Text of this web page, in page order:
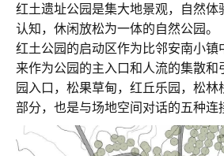
红土遗址公园是集大地景观，自然体
认知，休闲放松为一体的自然公园。
红土公园的启动区作为比邻安南小镇
来作为公园的主入口和人流的集散和
园入口，松果草甸，红丘乐园，松
部分，也是与场地空间对话的五种连